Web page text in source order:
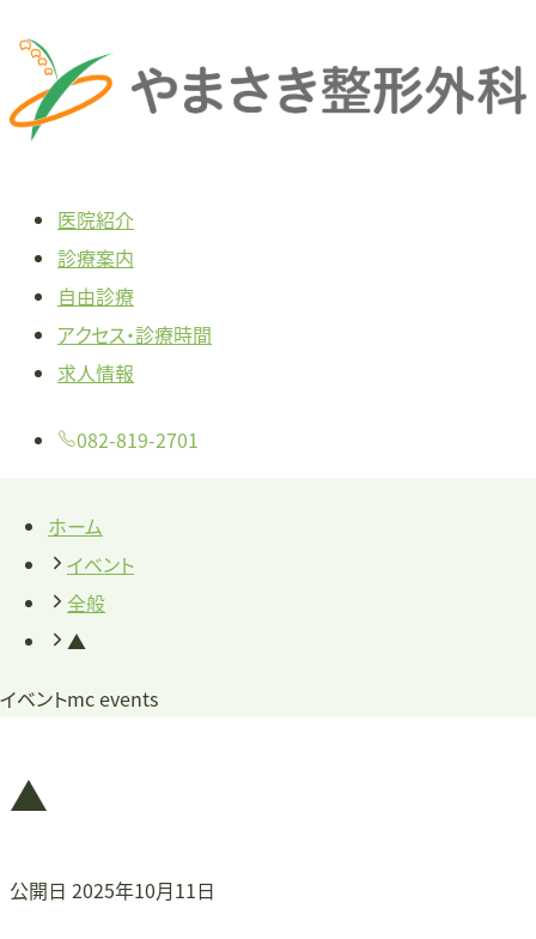
へ
医院紹介
診療案内
自由診療
アクセス・診療時間
求人情報
082-819-2701
イベントmc events
ホーム
イベント
全般
▲
▲
公開日 2025年10月11日